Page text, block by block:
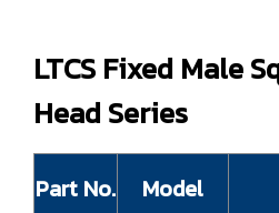
LTCS Fixed Male
Head Series
Part No. Model